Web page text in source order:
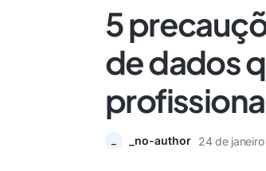
5
de dados
_no-author 24 de